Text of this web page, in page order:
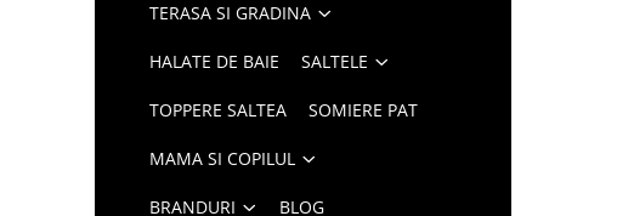
TERASA SI GRADINA
HALATE DE BAIE SALTELE
TOPPERE SALTEA SOMIERE PAT
MAMA SI COPILUL
BRANDURI BLOG